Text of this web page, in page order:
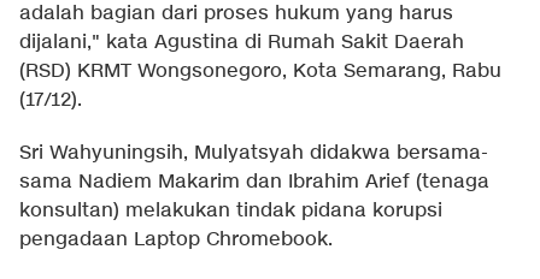
adalah bagian dari proses hukum yang harus
dijalani," kata Agustina di Rumah Sakit Daerah
(RSD) KRMT Wongsonegoro, Kota Semarang, Rabu
(17/12).
Sri Wahyuningsih, Mulyatsyah didakwa bersama-
sama Nadiem Makarim dan Ibrahim Arief (tenaga
konsultan) melakukan tindak pidana korupsi
pengadaan Laptop Chromebook.